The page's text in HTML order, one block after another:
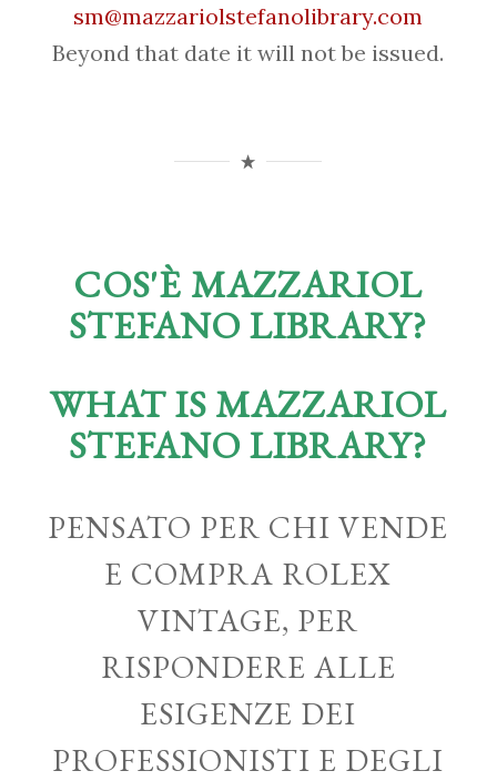
sm@mazzariolstefanolibrary.com
Beyond that date it will not be issued.
COS'È MAZZARIOL
STEFANO LIBRARY?
WHAT IS MAZZARIOL
STEFANO LIBRARY?
PENSATO PER CHI VENDE
E COMPRA ROLEX
VINTAGE, PER
RISPONDERE ALLE
ESIGENZE DEI
PROFESSIONISTI E DEGLI